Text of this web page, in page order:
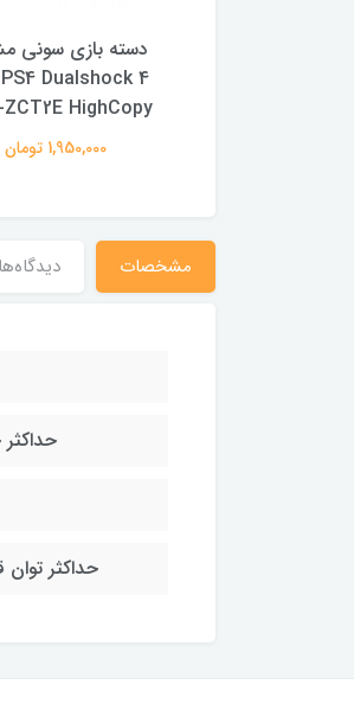
دسته بازی سونی
ZCT2E HighCopy
1,950,000 تومان
مشخصات دیدگاه‌ها
حداکثر
حداکثر توان